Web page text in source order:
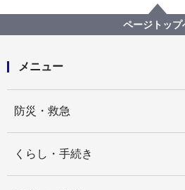
宅地開発関連手続・法令・許
お問い合わせ、ご相談等
旧宅地造成等規制法に関する
ページトップ
メニュー
防災・救急
くらし・手続き